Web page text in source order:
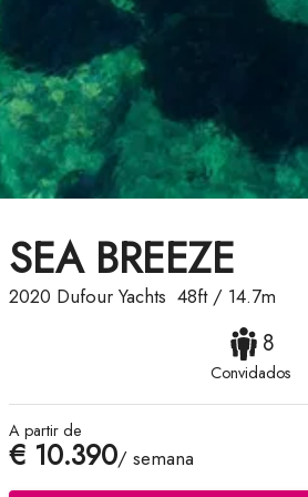
SEA BREEZE
2020 Dufour Yachts 48ft/ 14.7m
8
Convidados
A partir de
€ 10.390/ semana